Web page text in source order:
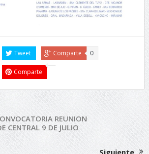
Tweet Comparte 0
Comparte
REUNION
CENTRAL 9 DE JULIO